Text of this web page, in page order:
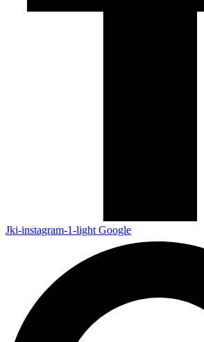
Jki-instagram-1-light Google